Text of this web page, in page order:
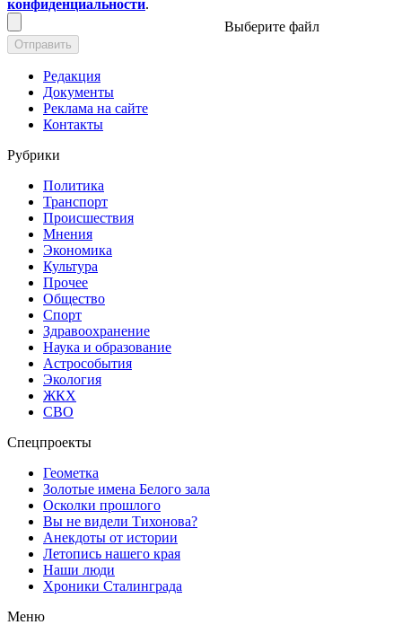
конфиденциальности.
Выберите файл
Отправить
Редакция
Документы
Реклама на сайте
Контакты
Рубрики
Политика
Транспорт
Происшествия
Мнения
Экономика
Культура
Прочее
Общество
Спорт
Здравоохранение
Наука и образование
Астрособытия
Экология
ЖКХ
СВО
Спецпроекты
Геометка
Золотые имена Белого зала
Осколки прошлого
Вы не видели Тихонова?
Анекдоты от истории
Летопись нашего края
Наши люди
Хроники Сталинграда
Меню